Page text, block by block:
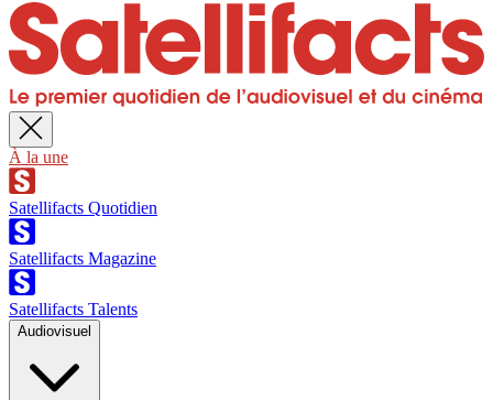
À la une
Satellifacts Quotidien
Satellifacts Magazine
Satellifacts Talents
Audiovisuel